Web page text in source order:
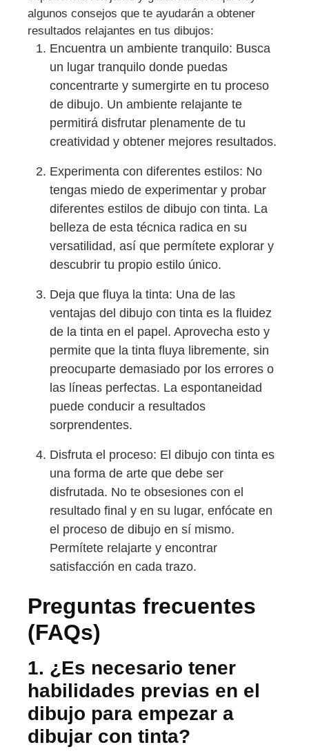
algunos consejos que te ayudarán a obtener
resultados relajantes en tus dibujos:
Encuentra un ambiente tranquilo: Busca
un lugar tranquilo donde puedas
concentrarte y sumergirte en tu proceso
de dibujo. Un ambiente relajante te
permitirá disfrutar plenamente de tu
creatividad y obtener mejores resultados.
Experimenta con diferentes estilos: No
tengas miedo de experimentar y probar
diferentes estilos de dibujo con tinta. La
belleza de esta técnica radica en su
versatilidad, así que permítete explorar y
descubrir tu propio estilo único.
Deja que fluya la tinta: Una de las
ventajas del dibujo con tinta es la fluidez
de la tinta en el papel. Aprovecha esto y
permite que la tinta fluya libremente, sin
preocuparte demasiado por los errores o
las líneas perfectas. La espontaneidad
puede conducir a resultados
sorprendentes.
Disfruta el proceso: El dibujo con tinta es
una forma de arte que debe ser
disfrutada. No te obsesiones con el
resultado final y en su lugar, enfócate en
el proceso de dibujo en sí mismo.
Permítete relajarte y encontrar
satisfacción en cada trazo.
Preguntas frecuentes
(FAQs)
1. ¿Es necesario tener
habilidades previas en el
dibujo para empezar a
dibujar con tinta?